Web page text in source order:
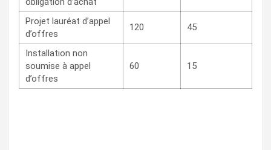
Projet lauréat d’appel
d’offres
120 45
Installation non
soumise à appel
d’offres
60 15